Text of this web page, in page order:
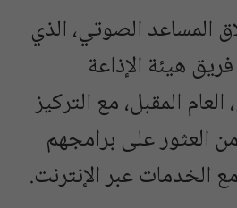
المساعد الصوتي، الذي
هيئة الإذاعة
العام المقبل، مع التركيز
العثور على برامجهم
الخدمات عبر الإنترنت.